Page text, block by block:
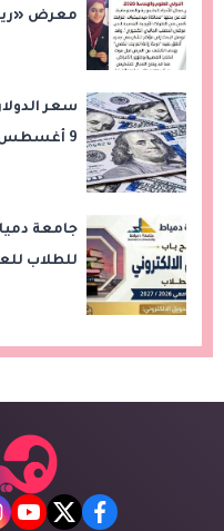
سعر
9 أغسطس 2026
جامعة
للطلاب للعام
facebook
twitter